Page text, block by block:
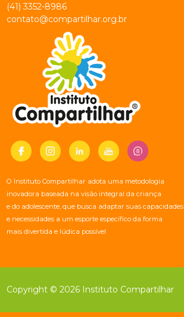
(41) 3352-8986
contato@compartilhar.org.br
O Instituto Compartilhar adota uma metodologia
inovadora baseada na visão integral da criança
e do adolescente, que busca adaptar suas capacidades
e necessidades a um esporte específico da forma
mais divertida e lúdica possível
Copyright © 2026 Instituto Compartilhar